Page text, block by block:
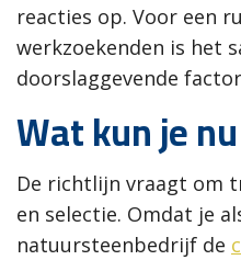
reacties op. Voor een
werkzoekenden is het
doorslaggevende
Wat kun je
De richtlijn vraagt om
en selectie. Omdat je
natuursteenbedrijf de